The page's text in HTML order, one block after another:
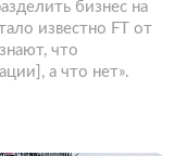
в Японию.
бизнес на
известно FT от
что
а что нет».